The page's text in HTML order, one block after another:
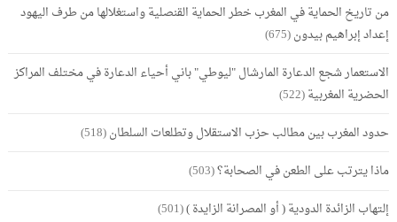
من تاريخ الحماية في المغرب خطر الحماية القنصلية واستغلالها من طرف اليهود
إعداد إبراهيم بيدون(675)
الاستعمار شجع الدعارة المارشال "ليوطي" باني أحياء الدعارة في مختلف المراكز
الحضرية المغربية(522)
حدود المغرب بين مطالب حزب الاستقلال وتطلعات السلطان(518)
ماذا يترتب على الطعن في الصحابة؟(503)
إلتهاب الزائدة الدودية ( أو المصرانة الزايدة )(501)